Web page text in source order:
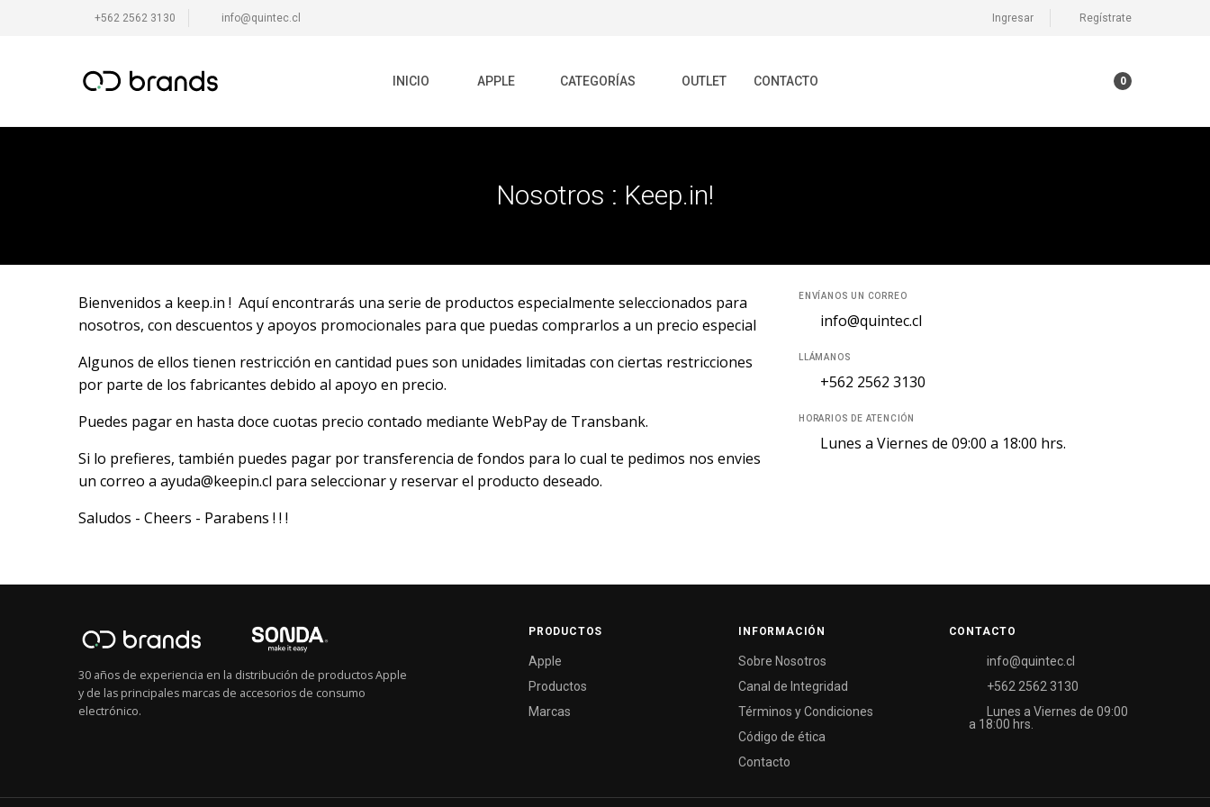
+562 2562 3130 info@quintec.cl Ingresar Regístrate
INICIO APPLE CATEGORÍAS OUTLET CONTACTO 0
Nosotros : Keep.in!
Bienvenidos a keep.in ! Aquí encontrarás una serie de productos especialmente seleccionados para
nosotros, con descuentos y apoyos promocionales para que puedas comprarlos a un precio especial
Algunos de ellos tienen restricción en cantidad pues son unidades limitadas con ciertas restricciones
por parte de los fabricantes debido al apoyo en precio.
Puedes pagar en hasta doce cuotas precio contado mediante WebPay de Transbank.
Si lo prefieres, también puedes pagar por transferencia de fondos para lo cual te pedimos nos envies
un correo a ayuda@keepin.cl para seleccionar y reservar el producto deseado.
Saludos - Cheers - Parabens ! ! !
ENVÍANOS UN CORREO
info@quintec.cl
LLÁMANOS
+562 2562 3130
HORARIOS DE ATENCIÓN
Lunes a Viernes de 09:00 a 18:00 hrs.
30 años de experiencia en la distribución de productos Apple
y de las principales marcas de accesorios de consumo
electrónico.
PRODUCTOS
Apple
Productos
Marcas
INFORMACIÓN
Sobre Nosotros
Canal de Integridad
Términos y Condiciones
Código de ética
Contacto
CONTACTO
info@quintec.cl
+562 2562 3130
Lunes a Viernes de 09:00
a 18:00 hrs.